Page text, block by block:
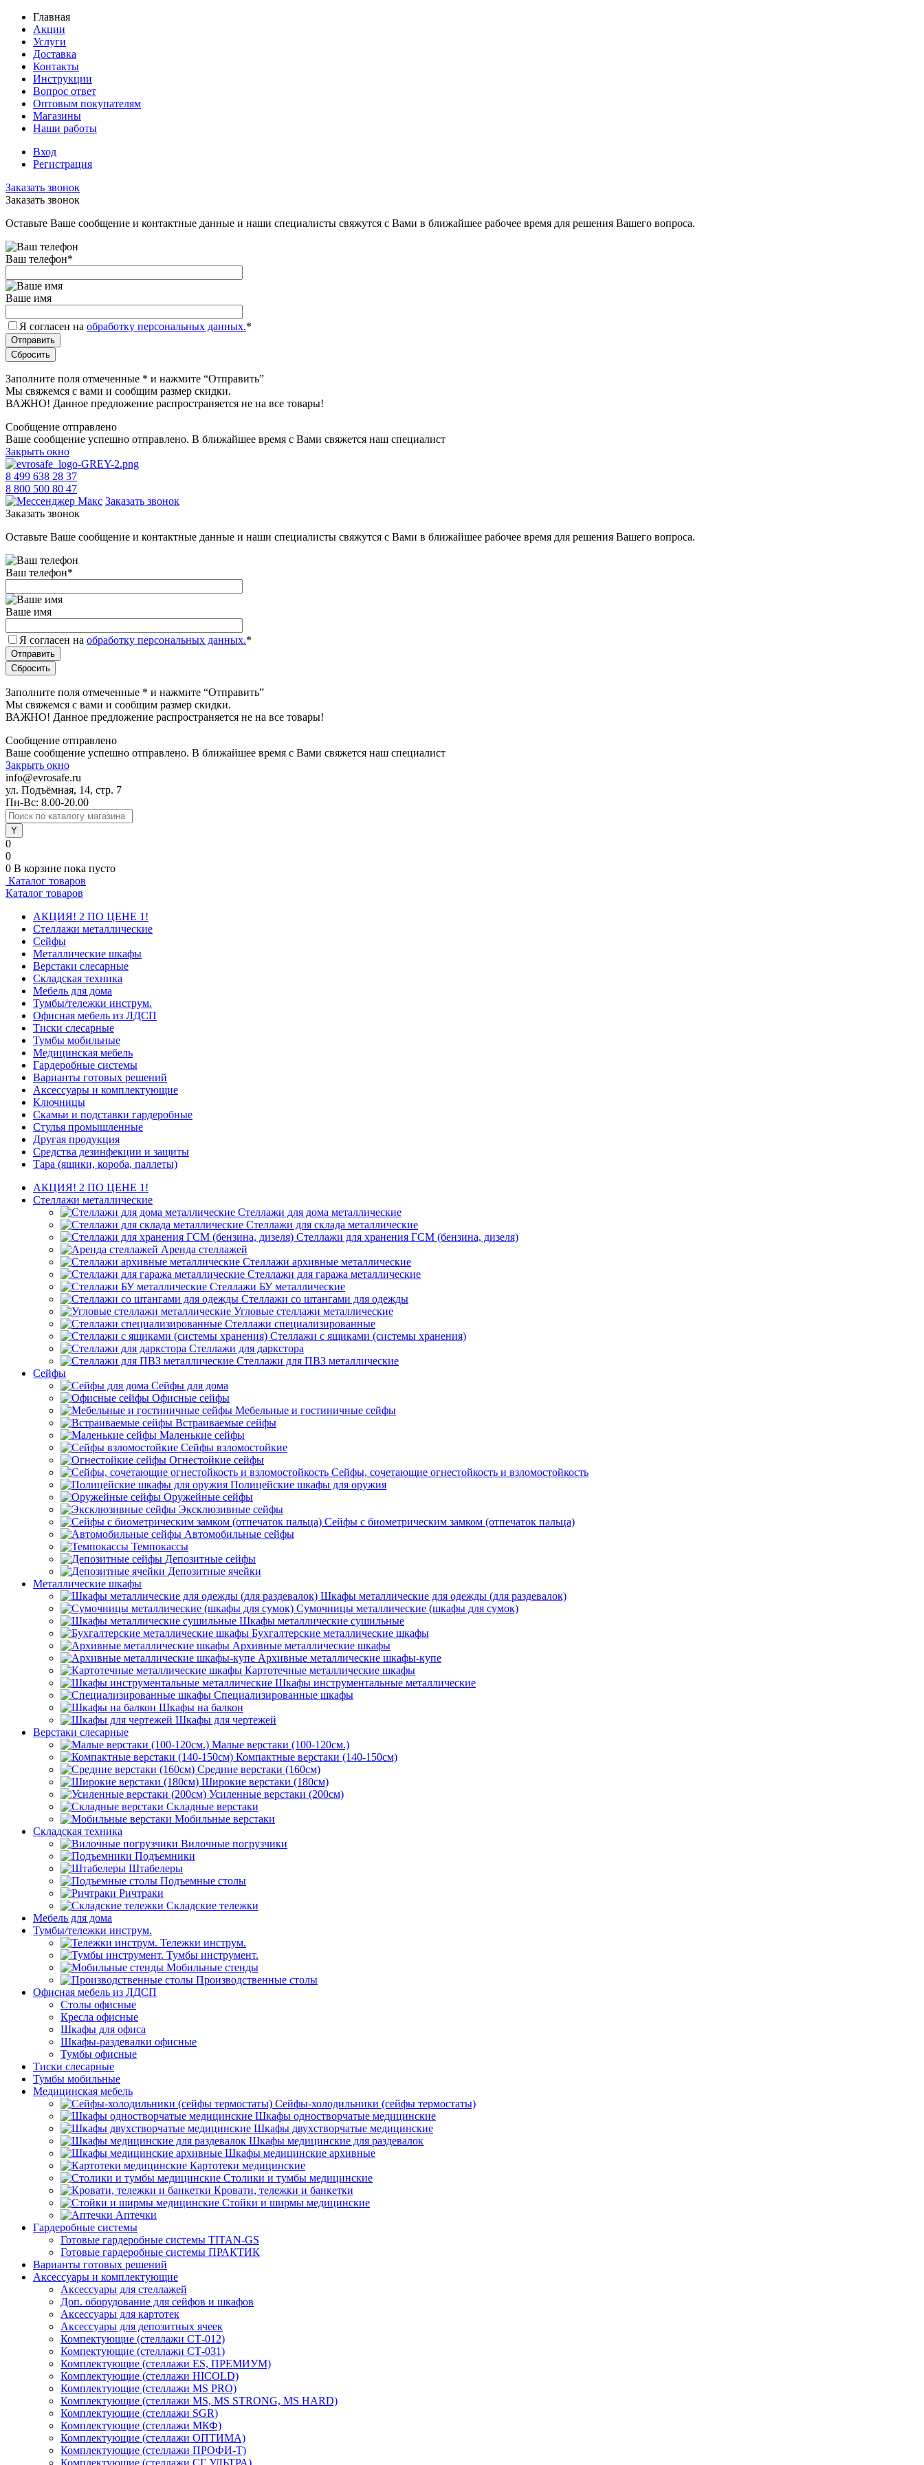
Главная
Акции
Услуги
Доставка
Контакты
Инструкции
Вопрос ответ
Оптовым покупателям
Магазины
Наши работы
Вход
Регистрация
Заказать звонок
Заказать звонок
Оставьте Ваше сообщение и контактные данные и наши специалисты свяжутся с Вами в ближайшее рабочее время для решения Вашего вопроса.
Ваш телефон*
Ваше имя
Я согласен на обработку персональных данных.*
Заполните поля отмеченные * и нажмите “Отправить”
Мы свяжемся с вами и сообщим размер скидки.
ВАЖНО! Данное предложение распространяется не на все товары!
Сообщение отправлено
Ваше сообщение успешно отправлено. В ближайшее время с Вами свяжется наш специалист
Закрыть окно
8 499 638 28 37
8 800 500 80 47
Заказать звонок
Заказать звонок
Оставьте Ваше сообщение и контактные данные и наши специалисты свяжутся с Вами в ближайшее рабочее время для решения Вашего вопроса.
Ваш телефон*
Ваше имя
Я согласен на обработку персональных данных.*
Заполните поля отмеченные * и нажмите “Отправить”
Мы свяжемся с вами и сообщим размер скидки.
ВАЖНО! Данное предложение распространяется не на все товары!
Сообщение отправлено
Ваше сообщение успешно отправлено. В ближайшее время с Вами свяжется наш специалист
Закрыть окно
info@evrosafe.ru
ул. Подъёмная, 14, стр. 7
Пн-Вс: 8.00-20.00
0
0
0 В корзине пока пусто
Каталог товаров
Каталог товаров
АКЦИЯ! 2 ПО ЦЕНЕ 1!
Стеллажи металлические
Сейфы
Металлические шкафы
Верстаки слесарные
Складская техника
Мебель для дома
Тумбы/тележки инструм.
Офисная мебель из ЛДСП
Тиски слесарные
Тумбы мобильные
Медицинская мебель
Гардеробные системы
Варианты готовых решений
Аксессуары и комплектующие
Ключницы
Скамьи и подставки гардеробные
Стулья промышленные
Другая продукция
Средства дезинфекции и защиты
Тара (ящики, короба, паллеты)
АКЦИЯ! 2 ПО ЦЕНЕ 1!
Стеллажи металлические
Стеллажи для дома металлические
Стеллажи для склада металлические
Стеллажи для хранения ГСМ (бензина, дизеля)
Аренда стеллажей
Стеллажи архивные металлические
Стеллажи для гаража металлические
Стеллажи БУ металлические
Стеллажи со штангами для одежды
Угловые стеллажи металлические
Стеллажи специализированные
Стеллажи с ящиками (системы хранения)
Стеллажи для даркстора
Стеллажи для ПВЗ металлические
Сейфы
Сейфы для дома
Офисные сейфы
Мебельные и гостиничные сейфы
Встраиваемые сейфы
Маленькие сейфы
Сейфы взломостойкие
Огнестойкие сейфы
Сейфы, сочетающие огнестойкость и взломостойкость
Полицейские шкафы для оружия
Оружейные сейфы
Эксклюзивные сейфы
Сейфы с биометрическим замком (отпечаток пальца)
Автомобильные сейфы
Темпокассы
Депозитные сейфы
Депозитные ячейки
Металлические шкафы
Шкафы металлические для одежды (для раздевалок)
Сумочницы металлические (шкафы для сумок)
Шкафы металлические сушильные
Бухгалтерские металлические шкафы
Архивные металлические шкафы
Архивные металлические шкафы-купе
Картотечные металлические шкафы
Шкафы инструментальные металлические
Специализированные шкафы
Шкафы на балкон
Шкафы для чертежей
Верстаки слесарные
Малые верстаки (100-120см.)
Компактные верстаки (140-150см)
Средние верстаки (160см)
Широкие верстаки (180см)
Усиленные верстаки (200см)
Складные верстаки
Мобильные верстаки
Складская техника
Вилочные погрузчики
Подъемники
Штабелеры
Подъемные столы
Ричтраки
Складские тележки
Мебель для дома
Тумбы/тележки инструм.
Тележки инструм.
Тумбы инструмент.
Мобильные стенды
Производственные столы
Офисная мебель из ЛДСП
Столы офисные
Кресла офисные
Шкафы для офиса
Шкафы-раздевалки офисные
Тумбы офисные
Тиски слесарные
Тумбы мобильные
Медицинская мебель
Сейфы-холодильники (сейфы термостаты)
Шкафы одностворчатые медицинские
Шкафы двухстворчатые медицинские
Шкафы медицинские для раздевалок
Шкафы медицинские архивные
Картотеки медицинские
Столики и тумбы медицинские
Кровати, тележки и банкетки
Стойки и ширмы медицинские
Аптечки
Гардеробные системы
Готовые гардеробные системы TITAN-GS
Готовые гардеробные системы ПРАКТИК
Варианты готовых решений
Аксессуары и комплектующие
Аксессуары для стеллажей
Доп. оборудование для сейфов и шкафов
Аксессуары для картотек
Аксессуары для депозитных ячеек
Компектующие (стеллажи СТ-012)
Компектующие (стеллажи СТ-031)
Комплектующие (стеллажи ES, ПРЕМИУМ)
Комплектующие (стеллажи HICOLD)
Комплектующие (стеллажи MS PRO)
Комплектующие (стеллажи MS, MS STRONG, MS HARD)
Комплектующие (стеллажи SGR)
Комплектующие (стеллажи МКФ)
Комплектующие (стеллажи ОПТИМА)
Комплектующие (стеллажи ПРОФИ-Т)
Комплектующие (стеллажи СГ УЛЬТРА)